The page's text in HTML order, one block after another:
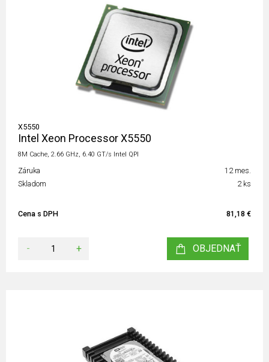
X5550
Intel Xeon Processor X5550
8M Cache, 2.66 GHz, 6.40 GT/s Intel QPI
Záruka
12 mes.
Skladom
2 ks
Cena s DPH 81,18 €
- + OBJEDNAŤ